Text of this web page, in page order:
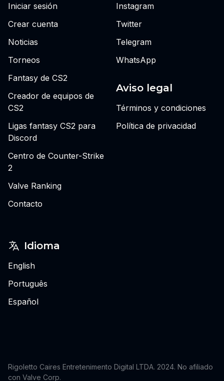
Iniciar sesión
Crear cuenta
Noticias
Torneos
Fantasy de CS2
Creador de equipos de
CS2
Ligas fantasy CS2 para
Discord
Centro de Counter-Strike
2
Valve Ranking
Contacto
Instagram
Twitter
Telegram
WhatsApp
Aviso legal
Términos y condiciones
Política de privacidad
Idioma
English
Português
Español
Rigoletto Caires Entretenimento Digital LTDA. 2024. No afiliado
con Valve Corp.